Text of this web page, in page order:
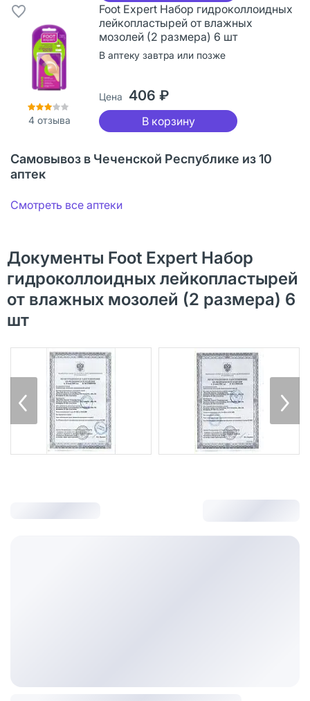
4отзыва
Foot Expert Набор гидроколлоидных
лейкопластырей от влажных
мозолей (2 размера) 6 шт
В аптеку завтра или позже
Цена 406 ₽
В корзину
Самовывоз в Чеченской Республике из 10
аптек
Смотреть все аптеки
Документы Foot Expert Набор
гидроколлоидных лейкопластырей
от влажных мозолей (2 размера) 6
шт